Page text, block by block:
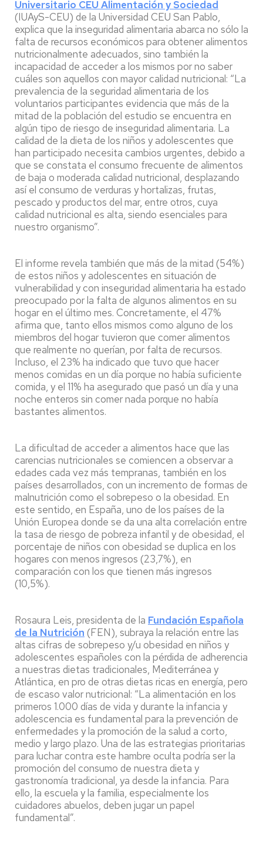
Universitario CEU Alimentación y Sociedad
(IUAyS-CEU) de la Universidad CEU San Pablo,
explica que la inseguridad alimentaria abarca no sólo la
falta de recursos económicos para obtener alimentos
nutricionalmente adecuados, sino también la
incapacidad de acceder a los mismos por no saber
cuáles son aquellos con mayor calidad nutricional: “La
prevalencia de la seguridad alimentaria de los
voluntarios participantes evidencia que más de la
mitad de la población del estudio se encuentra en
algún tipo de riesgo de inseguridad alimentaria. La
calidad de la dieta de los niños y adolescentes que
han participado necesita cambios urgentes, debido a
que se constata el consumo frecuente de alimentos
de baja o moderada calidad nutricional, desplazando
así el consumo de verduras y hortalizas, frutas,
pescado y productos del mar, entre otros, cuya
calidad nutricional es alta, siendo esenciales para
nuestro organismo”.
El informe revela también que más de la mitad (54%)
de estos niños y adolescentes en situación de
vulnerabilidad y con inseguridad alimentaria ha estado
preocupado por la falta de algunos alimentos en su
hogar en el último mes. Concretamente, el 47%
afirma que, tanto ellos mismos como alguno de los
miembros del hogar tuvieron que comer alimentos
que realmente no querían, por falta de recursos.
Incluso, el 23% ha indicado que tuvo que hacer
menos comidas en un día porque no había suficiente
comida, y el 11% ha asegurado que pasó un día y una
noche enteros sin comer nada porque no había
bastantes alimentos.
La dificultad de acceder a alimentos hace que las
carencias nutricionales se comiencen a observar a
edades cada vez más tempranas, también en los
países desarrollados, con un incremento de formas de
malnutrición como el sobrepeso o la obesidad. En
este sentido, en España, uno de los países de la
Unión Europea donde se da una alta correlación entre
la tasa de riesgo de pobreza infantil y de obesidad, el
porcentaje de niños con obesidad se duplica en los
hogares con menos ingresos (23,7%), en
comparación con los que tienen más ingresos
(10,5%).
Rosaura Leis, presidenta de la Fundación Española
de la Nutrición (FEN), subraya la relación entre las
altas cifras de sobrepeso y/u obesidad en niños y
adolescentes españoles con la pérdida de adherencia
a nuestras dietas tradicionales, Mediterránea y
Atlántica, en pro de otras dietas ricas en energía, pero
de escaso valor nutricional: “La alimentación en los
primeros 1.000 días de vida y durante la infancia y
adolescencia es fundamental para la prevención de
enfermedades y la promoción de la salud a corto,
medio y largo plazo. Una de las estrategias prioritarias
para luchar contra este hambre oculta podría ser la
promoción del consumo de nuestra dieta y
gastronomía tradicional, ya desde la infancia. Para
ello, la escuela y la familia, especialmente los
cuidadores abuelos, deben jugar un papel
fundamental”.